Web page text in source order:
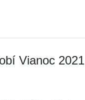
Vianoc 2021